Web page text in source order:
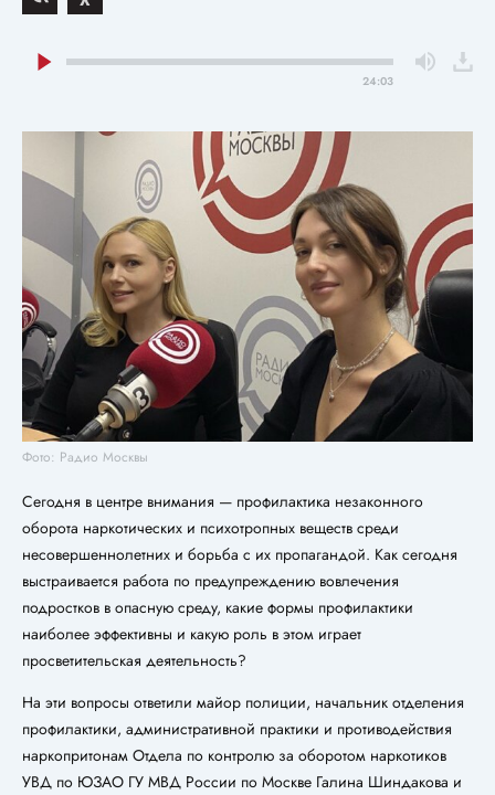
24:03
Фото: Радио Москвы
Сегодня в центре внимания — профилактика незаконного
оборота наркотических и психотропных веществ среди
несовершеннолетних и борьба с их пропагандой. Как сегодня
выстраивается работа по предупреждению вовлечения
подростков в опасную среду, какие формы профилактики
наиболее эффективны и какую роль в этом играет
просветительская деятельность?
На эти вопросы ответили майор полиции, начальник отделения
профилактики, административной практики и противодействия
наркопритонам Отдела по контролю за оборотом наркотиков
УВД по ЮЗАО ГУ МВД России по Москве Галина Шиндакова и